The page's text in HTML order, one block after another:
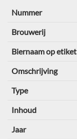
Nummer
Brouwerij
Biernaam op etiket
Omschrijving
Type
Inhoud
Jaar